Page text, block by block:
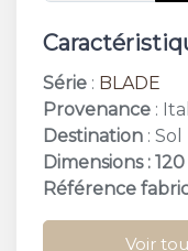
Série : BLADE
Provenance :
Destination : Sol
Dimensions :
Référence
Voir